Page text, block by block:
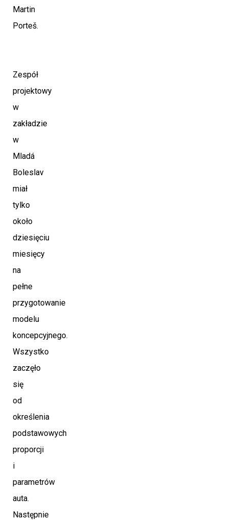
Martin
Porteš.
Zespół
projektowy
w
zakładzie
w
Mladá
Boleslav
miał
tylko
około
dziesięciu
miesięcy
na
pełne
przygotowanie
modelu
koncepcyjnego.
Wszystko
zaczęło
się
od
określenia
podstawowych
proporcji
i
parametrów
auta.
Następnie